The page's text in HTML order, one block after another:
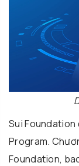
Sui
Program.
Foundation,